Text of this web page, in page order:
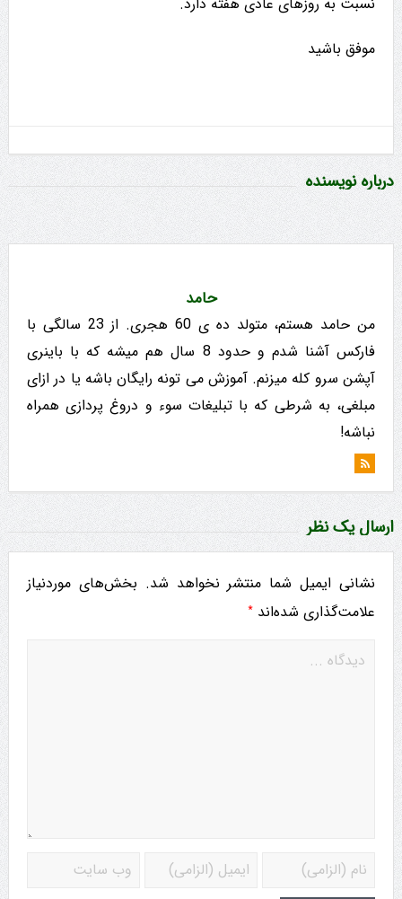
موفق باشید
درباره نویسنده
حامد
من حامد هستم، متولد ده ی 60 هجری. از 23 سالگی با
فارکس آشنا شدم و حدود 8 سال هم میشه که با باینری
آپشن سرو کله میزنم. آموزش می تونه رایگان باشه یا در ازای
مبلغی، به شرطی که با تبلیغات سوء و دروغ پردازی همراه
نباشه!
ارسال یک نظر
نشانی ایمیل شما منتشر نخواهد شد. بخش‌های موردنیاز
علامت‌گذاری شده‌اند *